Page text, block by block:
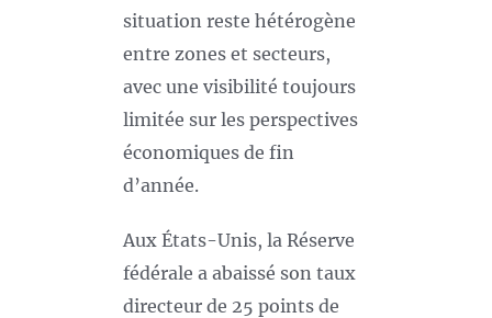
situation reste hétérogène
entre zones et secteurs,
avec une visibilité toujours
limitée sur les perspectives
économiques de fin
d’année.
Aux États-Unis, la Réserve
fédérale a abaissé son taux
directeur de 25 points de